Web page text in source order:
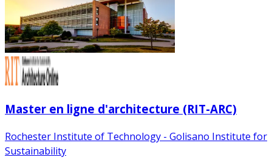
Master en ligne d'architecture (RIT-ARC)
Rochester Institute of Technology - Golisano Institute for
Sustainability